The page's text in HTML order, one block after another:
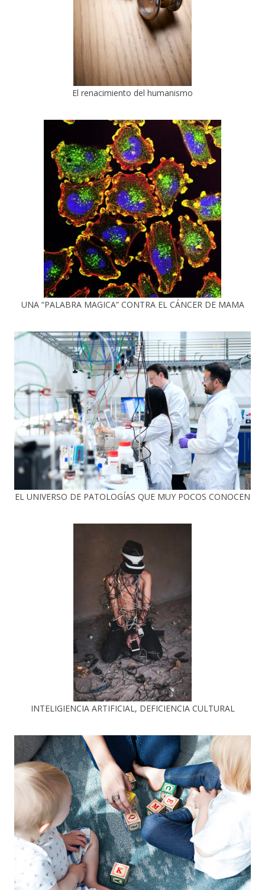
El renacimiento del humanismo
UNA “PALABRA MAGICA” CONTRA EL CÁNCER DE MAMA
EL UNIVERSO DE PATOLOGÍAS QUE MUY POCOS CONOCEN
INTELIGIENCIA ARTIFICIAL, DEFICIENCIA CULTURAL